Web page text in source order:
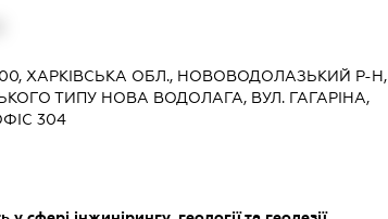
ХАРКІВСЬКА ОБЛ., НОВОВОДОЛАЗЬКИЙ Р-Н,
ТИПУ НОВА ВОДОЛАГА, ВУЛ. ГАГАРІНА,
304